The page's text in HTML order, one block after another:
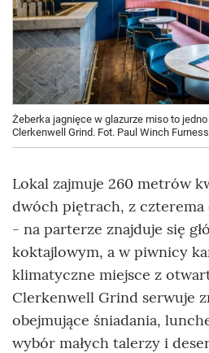
Żeberka jagnięce w glazurze miso to
Clerkenwell Grind. Fot. Paul Winch Furness
Lokal zajmuje 260 metrów
dwóch piętrach, z
- na parterze znajduje się
koktajlowym, a w piwnicy
klimatyczne miejsce z
Clerkenwell Grind serwuje
obejmujące śniadania,
wybór małych talerzy i